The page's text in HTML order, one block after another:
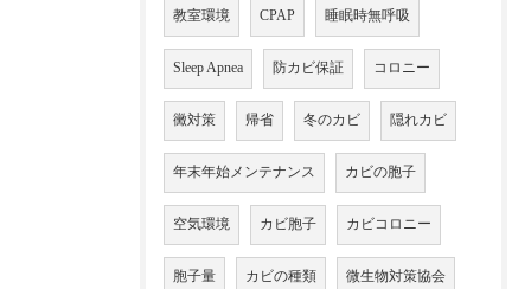
教室環境 CPAP 睡眠時無呼吸
Sleep Apnea 防カビ保証 コロニー
黴対策 帰省 冬のカビ 隠れカビ
年末年始メンテナンス カビの胞子
空気環境 カビ胞子 カビコロニー
胞子量 カビの種類 微生物対策協会